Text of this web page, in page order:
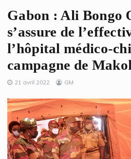
Gabon : Ali Bongo
s’assure de
l’hôpital médico-
campagne de
21 avril 2022 GM